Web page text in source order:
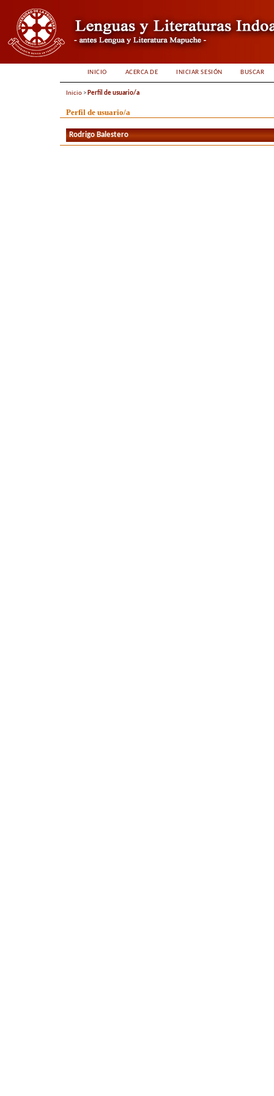
INICIO ACERCA DE INICIAR SESIÓN BUSCAR
Inicio > Perfil de usuario/a
Perfil de usuario/a
Rodrigo Balestero